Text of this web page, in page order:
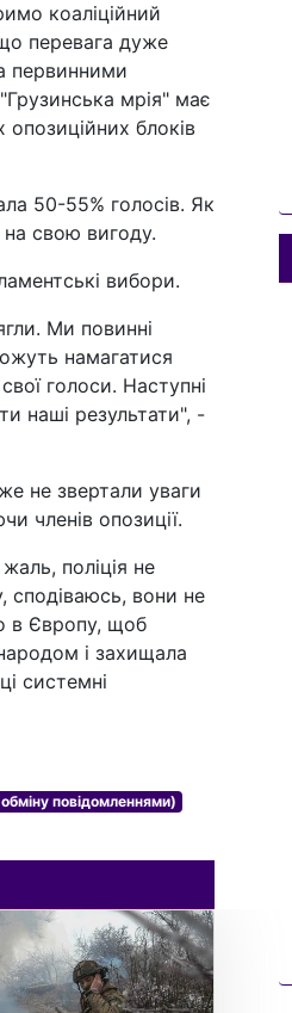
коаліційний
перевага дуже
первинними
мрія" має
блоків
50-55% голосів. Як
свою вигоду.
вибори.
Ми повинні
намагатися
голоси. Наступні
наші результати", -
не звертали уваги
членів опозиції.
поліція не
сподіваюсь, вони не
в Європу, щоб
і захищала
системні
повідомленнями)